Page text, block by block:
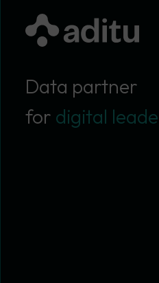
Data partner
for digital